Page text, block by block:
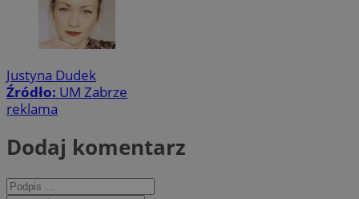
Justyna Dudek
Źródło: UM Zabrze
reklama
Dodaj komentarz